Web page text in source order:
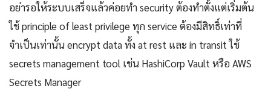
อย่ารอให้ระบบเสร็จแล้วค่อยทำ security ต้องทำตั้งแต่เริ่มต้น
ใช้ principle of least privilege ทุก service ต้องมีสิทธิ์เท่าที่
จำเป็นเท่านั้น encrypt data ทั้ง at rest และ in transit ใช้
secrets management tool เช่น HashiCorp Vault หรือ AWS
Secrets Manager